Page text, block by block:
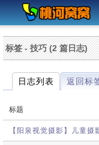
标签 - 技巧 (2 篇日志)
日志列表 返回标
标题
【阳泉视觉摄影】儿童